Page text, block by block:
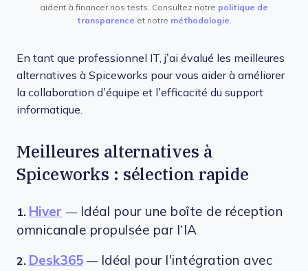
aident à financer nos tests. Consultez notre politique de
transparence et notre méthodologie.
En tant que professionnel IT, j’ai évalué les meilleures
alternatives à Spiceworks pour vous aider à améliorer
la collaboration d’équipe et l’efficacité du support
informatique.
Meilleures alternatives à
Spiceworks : sélection rapide
1. Hiver — Idéal pour une boîte de réception
omnicanale propulsée par l’IA
2. Desk365 — Idéal pour l'intégration avec